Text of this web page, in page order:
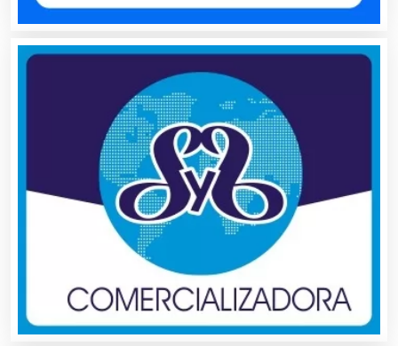
Audios para Eventos
Autobuses
Automatización
Automóviles Nuevos y Usados
Autopartes Eléctricas